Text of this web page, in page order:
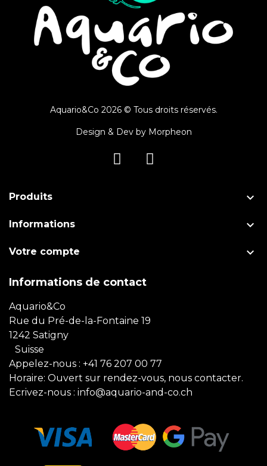
Aquario&Co 2026 © Tous droits réservés.
Design & Dev by Morpheon
Produits 
Informations 
Votre compte 
Informations de contact
Aquario&Co
Rue du Pré-de-la-Fontaine 19
1242 Satigny
Suisse
Appelez-nous : +41 76 207 00 77
Horaire: Ouvert sur rendez-vous, nous contacter.
Ecrivez-nous : info@aquario-and-co.ch